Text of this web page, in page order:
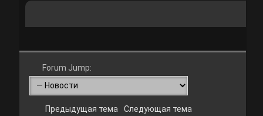
Forum Jump:
Предыдущая тема Следующая тема